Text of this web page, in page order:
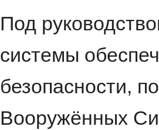
Под
системы
безопасности,
Вооружённых